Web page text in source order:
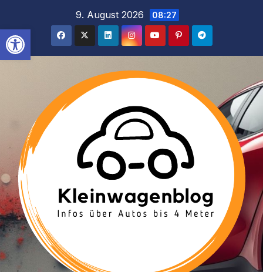
Werkzeugleiste öffnen
springen
9. August 2026 08:27